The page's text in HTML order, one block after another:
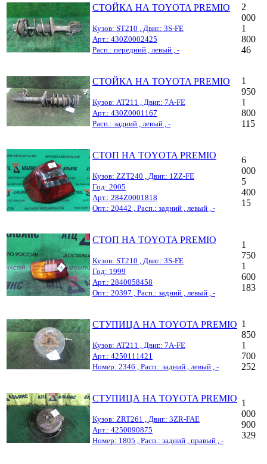
СТОЙКА НА TOYOTA PREMIO
Кузов: ST210 , Двиг.: 3S-FE
Арт.: 430Z0002425
Расп.: передний , левый , -
2
000
1
800
46
СТОЙКА НА TOYOTA PREMIO
Кузов: AT211 , Двиг.: 7A-FE
Арт.: 430Z0001167
Расп.: задний , левый , -
1
950
1
800
115
СТОП НА TOYOTA PREMIO
Кузов: ZZT240 , Двиг.: 1ZZ-FE
Год: 2005
Арт.: 284Z0001818
Опт.: 20442 , Расп.: задний , левый , -
6
000
5
400
15
СТОП НА TOYOTA PREMIO
Кузов: ST210 , Двиг.: 3S-FE
Год: 1999
Арт.: 2840058458
Опт.: 20397 , Расп.: задний , левый , -
1
750
1
600
183
СТУПИЦА НА TOYOTA PREMIO
Кузов: AT211 , Двиг.: 7A-FE
Арт.: 4250111421
Номер: 2346 , Расп.: задний , левый , -
1
850
1
700
252
СТУПИЦА НА TOYOTA PREMIO
Кузов: ZRT261 , Двиг.: 3ZR-FAE
Арт.: 4250090875
Номер: 1805 , Расп.: задний , правый , -
1
000
900
329